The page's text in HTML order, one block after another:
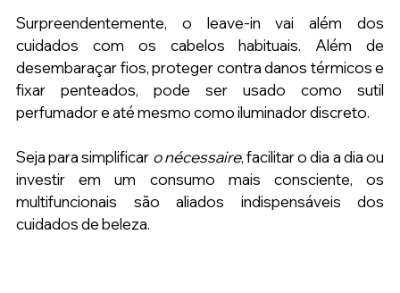
Surpreendentemente, o leave-in vai além dos
cuidados com os cabelos habituais. Além de
desembaraçar fios, proteger contra danos térmicos e
fixar penteados, pode ser usado como sutil
perfumador e até mesmo como iluminador discreto.
Seja para simplificar o nécessaire, facilitar o dia a dia ou
investir em um consumo mais consciente, os
multifuncionais são aliados indispensáveis dos
cuidados de beleza.